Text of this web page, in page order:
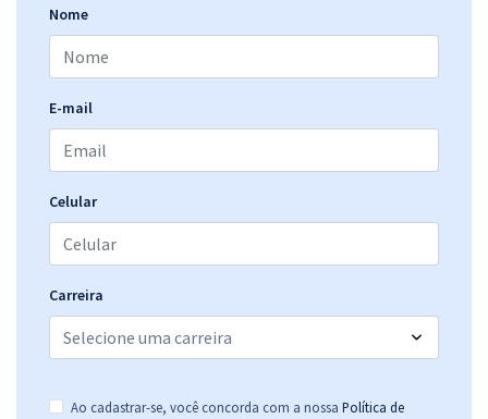
Nome
E-mail
Celular
Carreira
Ao cadastrar-se, você concorda com a nossa Política de